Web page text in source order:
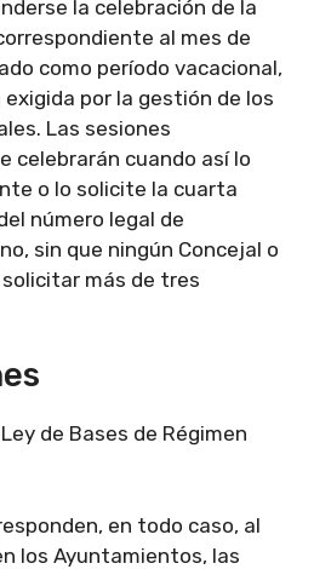
la celebración de la
al mes de
como período vacacional,
por la gestión de los
Las sesiones
celebrarán cuando así lo
o lo solicite la cuarta
número legal de
sin que ningún Concejal o
más de tres
de Bases de Régimen
en todo caso, al
los Ayuntamientos, las